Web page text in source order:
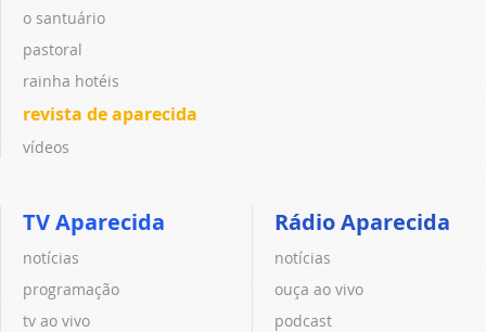
o santuário
pastoral
rainha hotéis
revista de aparecida
vídeos
TV Aparecida
notícias
programação
tv ao vivo
Rádio Aparecida
notícias
ouça ao vivo
podcast